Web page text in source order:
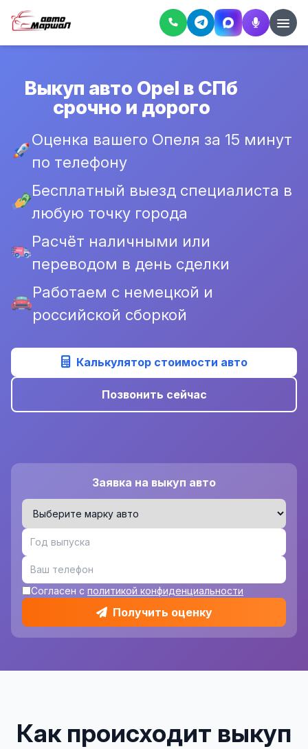
Выкуп авто Opel в СПб
срочно и дорого
Оценка вашего Опеля за 15 минут
по телефону
Бесплатный выезд специалиста в
любую точку города
Расчёт наличными или
переводом в день сделки
Работаем с немецкой и
российской сборкой
Калькулятор стоимости авто
Позвонить сейчас
Заявка на выкуп авто
Согласен с политикой конфиденциальности
Получить оценку
Как происходит выкуп